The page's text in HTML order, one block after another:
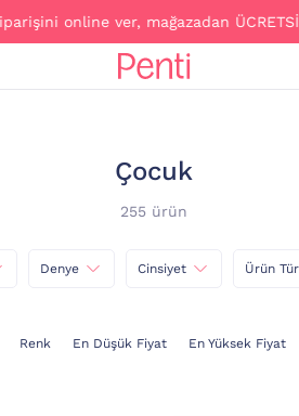
ver, mağazadan ÜCRETSİZ teslim
Çocuk
255 ürün
Denye Cinsiyet Ürün
Renk En Düşük Fiyat En Yüksek Fiyat